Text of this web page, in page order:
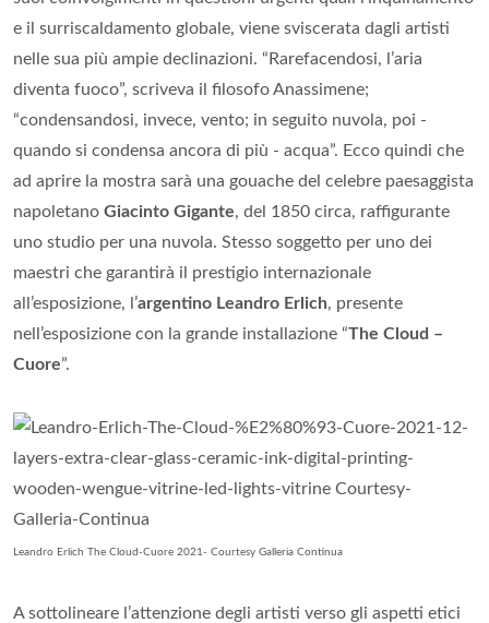
e il surriscaldamento globale, viene sviscerata dagli artisti
nelle sua più ampie declinazioni. “Rarefacendosi, l’aria
diventa fuoco”, scriveva il filosofo Anassimene;
“condensandosi, invece, vento; in seguito nuvola, poi -
quando si condensa ancora di più - acqua”. Ecco quindi che
ad aprire la mostra sarà una gouache del celebre paesaggista
napoletano Giacinto Gigante, del 1850 circa, raffigurante
uno studio per una nuvola. Stesso soggetto per uno dei
maestri che garantirà il prestigio internazionale
all’esposizione, l’argentino Leandro Erlich, presente
nell’esposizione con la grande installazione “The Cloud –
Cuore”.
Leandro Erlich The Cloud-Cuore 2021- Courtesy Galleria Continua
A sottolineare l’attenzione degli artisti verso gli aspetti etici